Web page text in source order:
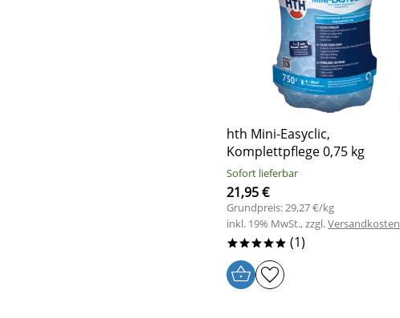
hth Mini-Easyclic,
Komplettpflege 0,75 kg
Sofort lieferbar
21,95 €
Grundpreis: 29,27 €/kg
inkl. 19% MwSt., zzgl.Versandkosten
***** (1)